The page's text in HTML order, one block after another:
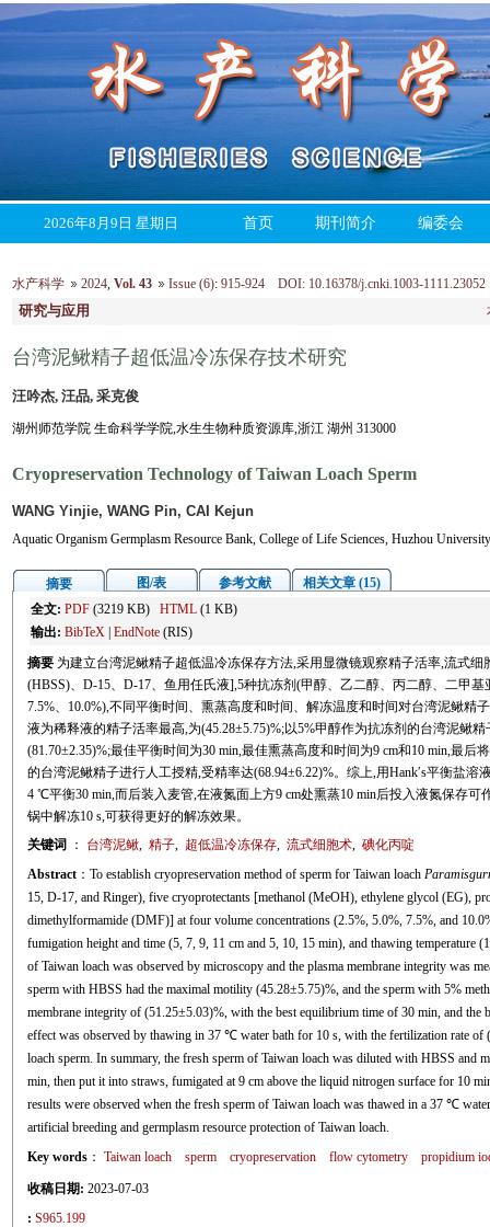
2026年8月9日 星期日 首页 期刊简介 编委会
水产科学 2024, Vol. 43 Issue (6):915-924 DOI: 10.16378/j.cnki.1003-1111.23052
研究与应用
台湾泥鳅精子超低温冷冻保存技术研究
汪吟杰, 汪品, 采克俊
湖州师范学院 生命科学学院,水生生物种质资源库,浙江 湖州 313000
Cryopreservation Technology of Taiwan Loach Sperm
WANG Yinjie, WANG Pin, CAI Kejun
Aquatic Organism Germplasm Resource Bank, College of Life Sciences, Huzhou
摘要 图/表 参考文献
相关文章 (15)
全文: PDF(3219 KB) HTML(1 KB)
输出: BibTeX| EndNote(RIS)
摘要 为建立台湾泥鳅精子超低温冷冻保存方法,采用显微镜观察精子活率,流式细
(HBSS)、D-15、D-17、鱼用任氏液],5种抗冻剂(甲醇、乙二醇、丙二醇、二甲基
7.5%、10.0%),不同平衡时间、熏蒸高度和时间、解冻温度和时间对台湾泥鳅精
液为稀释液的精子活率最高,为(45.28±5.75)%;以5%甲醇作为抗冻剂的台湾泥鳅
(81.70±2.35)%;最佳平衡时间为30 min,最佳熏蒸高度和时间为9 cm和10 min,最
的台湾泥鳅精子进行人工授精,受精率达(68.94±6.22)%。综上,用Hank′s平衡盐
4 ℃平衡30 min,而后装入麦管,在液氮面上方9 cm处熏蒸10 min后投入液氮保存
锅中解冻10 s,可获得更好的解冻效果。
关键词
： 台湾泥鳅, 精子, 超低温冷冻保存, 流式细胞术, 碘化丙啶
Abstract：To establish cryopreservation method of sperm for Taiwan loach
15, D-17, and Ringer), five cryoprotectants [methanol (MeOH), ethylene glycol (EG),
dimethylformamide (DMF)] at four volume concentrations (2.5%, 5.0%, 7.5%, and
fumigation height and time (5, 7, 9, 11 cm and 5, 10, 15 min), and thawing
of Taiwan loach was observed by microscopy and the plasma membrane integrity was
sperm with HBSS had the maximal motility (45.28±5.75)%, and the sperm with 5%
membrane integrity of (51.25±5.03)%, with the best equilibrium time of 30 min, and
effect was observed by thawing in 37 ℃ water bath for 10 s, with the fertilization rate
loach sperm. In summary, the fresh sperm of Taiwan loach was diluted with HBSS
min, then put it into straws, fumigated at 9 cm above the liquid nitrogen surface for 10
results were observed when the fresh sperm of Taiwan loach was thawed in a 37 ℃
artificial breeding and germplasm resource protection of Taiwan loach.
Key words： Taiwan loach sperm cryopreservation flow cytometry propidium
收稿日期: 2023-07-03
: S965.199